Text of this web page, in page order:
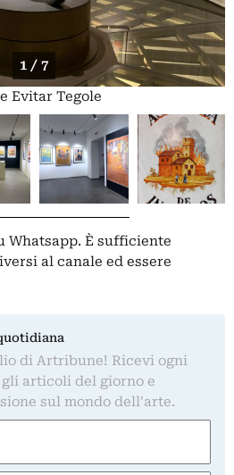
1 / 7
Evitar Tegole
Whatsapp. È sufficiente
al canale ed essere
di Artribune! Ricevi ogni
articoli del giorno e
sul mondo dell'arte.